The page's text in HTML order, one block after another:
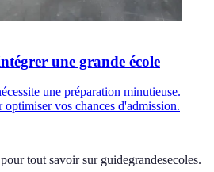
une grande école
une préparation minutieuse.
optimiser vos chances d'admission.
tout savoir sur guidegrandesecoles.